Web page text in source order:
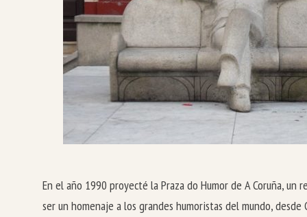
En el año 1990 proyecté la Praza do Humor de A Coruña, un
ser un homenaje a los grandes humoristas del mundo, desde